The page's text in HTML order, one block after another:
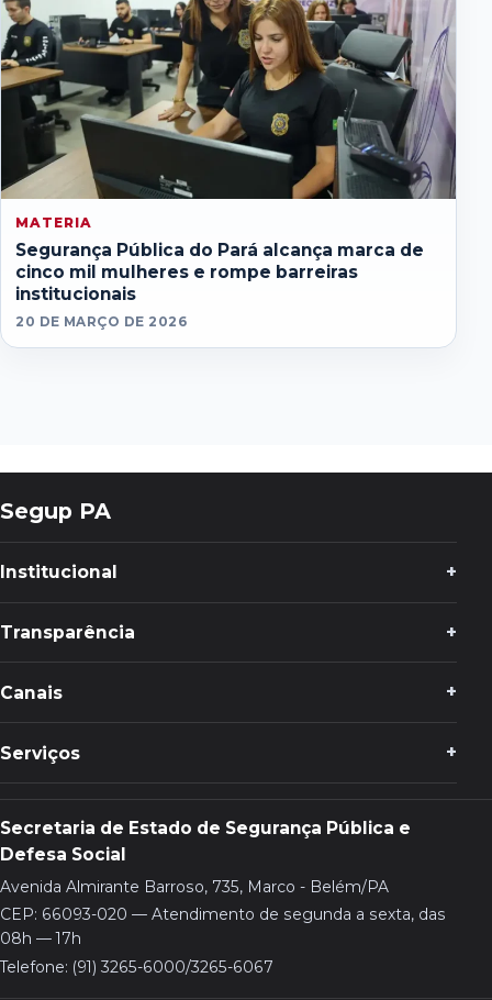
MATERIA
Segurança Pública do Pará alcança marca de
cinco mil mulheres e rompe barreiras
institucionais
20 DE MARÇO DE 2026
Segup PA
Institucional
Transparência
Canais
Serviços
Secretaria de Estado de Segurança Pública e
Defesa Social
Avenida Almirante Barroso, 735, Marco - Belém/PA
CEP: 66093-020 — Atendimento de segunda a sexta, das
08h — 17h
Telefone: (91) 3265-6000/3265-6067